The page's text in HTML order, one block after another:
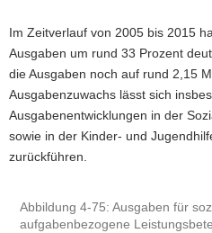
Im Zeitverlauf von 2005 bis 2015
Ausgaben um rund 33 Prozent
die Ausgaben noch auf rund 2,15
Ausgabenzuwachs lässt sich
Ausgabenentwicklungen in der
sowie in der Kinder- und
zurückführen.
Abbildung 4-75: Ausgaben für
aufgabenbezogene